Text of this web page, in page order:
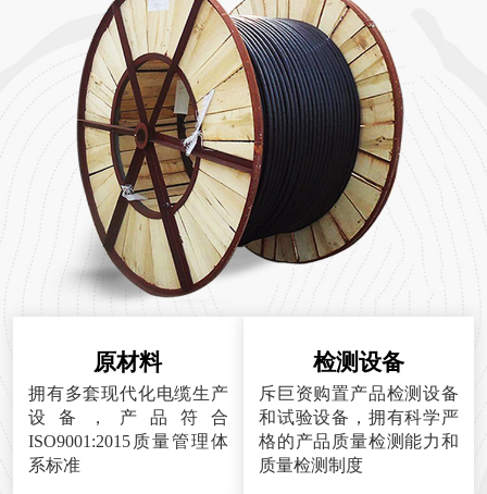
原材料
拥有多套现代化电缆生产
设备，产品符合
ISO9001:2015质量管理体
系标准
检测设备
斥巨资购置产品检测设备
和试验设备，拥有科学严
格的产品质量检测能力和
质量检测制度